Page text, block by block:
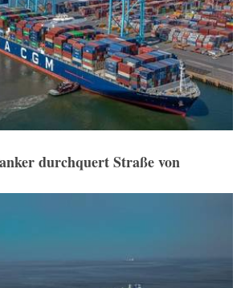
durchquert Straße von